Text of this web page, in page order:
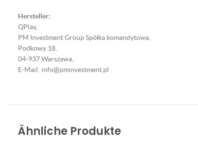
Hersteller:
QPlay,
PM Investment Group Spółka komandytowa,
Podkowy 18,
04-937 Warszawa,
E-Mail: info@pminvestment.pl
Ähnliche Produkte